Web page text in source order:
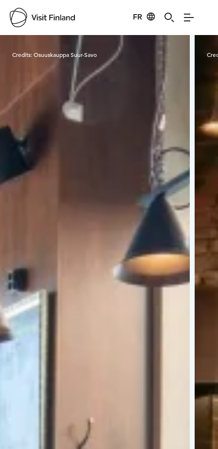
FR
Visit Finland
Credits:Osuuskauppa Suur-Savo